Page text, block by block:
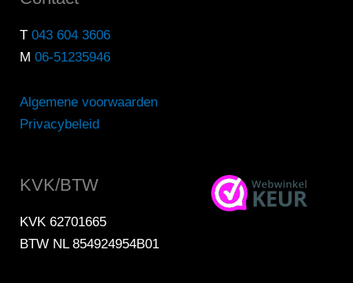
T 043 604 3606
M 06-51235946
Algemene voorwaarden
Privacybeleid
KVK/BTW
KVK 62701665
BTW NL 854924954B01